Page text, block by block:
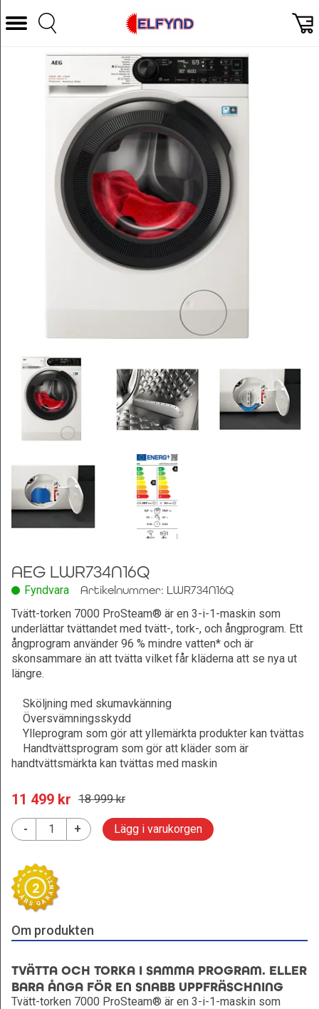
Välj Kategori
Datorer & Tillbehör
Hem och Hushåll
Foto & Video
Ljud & HiFi
Mobil, Tele & GPS
Leksaker och Hobby
AEG LWR734N16Q
Fyndvara
Artikelnummer: LWR734N16Q
Tvätt-torken 7000 ProSteam® är en 3-i-1-maskin som
underlättar tvättandet med tvätt-, tork-, och ångprogram. Ett
ångprogram använder 96 % mindre vatten* och är
skonsammare än att tvätta vilket får kläderna att se nya ut
längre.
Sköljning med skumavkänning
Översvämningsskydd
Ylleprogram som gör att yllemärkta produkter kan tvättas
Handtvättsprogram som gör att kläder som är
handtvättsmärkta kan tvättas med maskin
11 499 kr 18 999 kr
- + Lägg i varukorgen
2
Om produkten
TVÄTTA OCH TORKA I SAMMA PROGRAM. ELLER
BARA ÅNGA FÖR EN SNABB UPPFRÄSCHNING
Tvätt-torken 7000 ProSteam® är en 3-i-1-maskin som